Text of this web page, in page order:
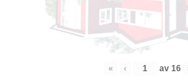
« ‹ av 16